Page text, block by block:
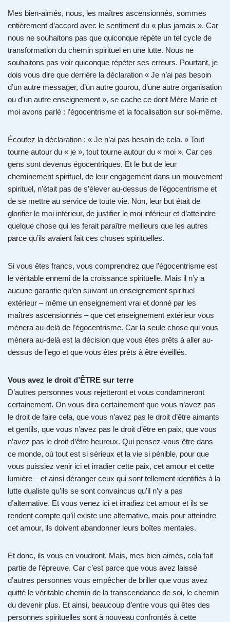
Mes bien-aimés, nous, les maîtres ascensionnés, sommes
entièrement d’accord avec le sentiment du « plus jamais ». Car
nous ne souhaitons pas que quiconque répète un tel cycle de
transformation du chemin spirituel en une lutte. Nous ne
souhaitons pas voir quiconque répéter ses erreurs. Pourtant, je
dois vous dire que derrière la déclaration « Je n’ai pas besoin
d’un autre messager, d’un autre gourou, d’une autre organisation
ou d’un autre enseignement », se cache ce dont Mère Marie et
moi avons parlé : l’égocentrisme et la focalisation sur soi-même.
Écoutez la déclaration : « Je n’ai pas besoin de cela. » Tout
tourne autour du « je », tout tourne autour du « moi ». Car ces
gens sont devenus égocentriques. Et le but de leur
cheminement spirituel, de leur engagement dans un mouvement
spirituel, n’était pas de s’élever au-dessus de l’égocentrisme et
de se mettre au service de toute vie. Non, leur but était de
glorifier le moi inférieur, de justifier le moi inférieur et d’atteindre
quelque chose qui les ferait paraître meilleurs que les autres
parce qu’ils avaient fait ces choses spirituelles.
Si vous êtes francs, vous comprendrez que l’égocentrisme est
le véritable ennemi de la croissance spirituelle. Mais il n’y a
aucune garantie qu’en suivant un enseignement spirituel
extérieur – même un enseignement vrai et donné par les
maîtres ascensionnés – que cet enseignement extérieur vous
mènera au-delà de l’égocentrisme. Car la seule chose qui vous
mènera au-delà est la décision que vous êtes prêts à aller au-
dessus de l’ego et que vous êtes prêts à être éveillés.
Vous avez le droit d’ÊTRE sur terre
D’autres personnes vous rejetteront et vous condamneront
certainement. On vous dira certainement que vous n’avez pas
le droit de faire cela, que vous n’avez pas le droit d’être aimants
et gentils, que vous n’avez pas le droit d’être en paix, que vous
n’avez pas le droit d’être heureux. Qui pensez-vous être dans
ce monde, où tout est si sérieux et la vie si pénible, pour que
vous puissiez venir ici et irradier cette paix, cet amour et cette
lumière – et ainsi déranger ceux qui sont tellement identifiés à la
lutte dualiste qu’ils se sont convaincus qu’il n’y a pas
d’alternative. Et vous venez ici et irradiez cet amour et ils se
rendent compte qu’il existe une alternative, mais pour atteindre
cet amour, ils doivent abandonner leurs boîtes mentales.
Et donc, ils vous en voudront. Mais, mes bien-aimés, cela fait
partie de l’épreuve. Car c’est parce que vous avez laissé
d’autres personnes vous empêcher de briller que vous avez
quitté le véritable chemin de la transcendance de soi, le chemin
du devenir plus. Et ainsi, beaucoup d’entre vous qui êtes des
personnes spirituelles sont à nouveau confrontés à cette